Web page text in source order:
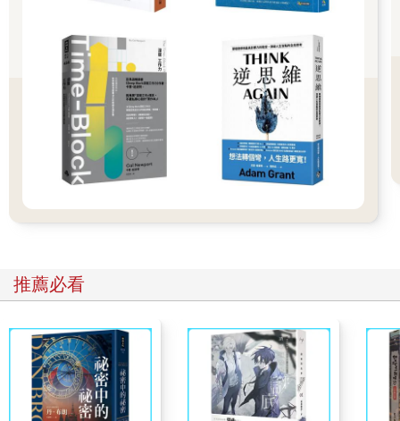
不過，“健身，祛病，一定要聚眾嗎？”並未成為今晚的主題。三個
光棍在一處，不談女人，所來何為？
“精力又充沛，又深奉‘拼命幹拼命玩’那套老土理論為聖經。”張大
做苦悶狀，矯情地抱怨他的幸福生活，“一個星期天，懶覺也睡不
成，上午去中央公園溜旱冰，下午看要棒球，回家來4點，剛剛攤
到床上，人家已經換好一身精神奕奕的短打扮，拿球拍敲著咱的
後脊樑，‘Hey, get up! Tennis time!’，晚上再一連三次，將她送上
高峰――”
“能不嗎？”不過牡丹花下死――，我想他沒什麼可抱怨的。
“哈！”李三笑，“怪不得都說，男人最喜歡聽的話，是‘我要！’，最
怕聽的，是‘我還要！’”
“聽說她為了你，回CUNY修中文？”
推薦必看